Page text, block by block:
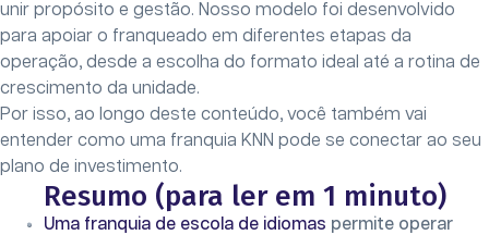
unir propósito e gestão. Nosso modelo foi desenvolvido
para apoiar o franqueado em diferentes etapas da
operação, desde a escolha do formato ideal até a rotina de
crescimento da unidade.
Por isso, ao longo deste conteúdo, você também vai
entender como uma franquia KNN pode se conectar ao seu
plano de investimento.
Resumo (para ler em 1 minuto)
Uma franquia de escola de idiomas permite operar